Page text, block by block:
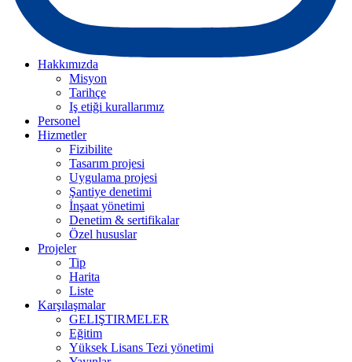
Hakkımızda
Misyon
Tarihçe
Iş etiği kurallarımız
Personel
Hizmetler
Fizibilite
Tasarım projesi
Uygulama projesi
Şantiye denetimi
İnşaat yönetimi
Denetim & sertifikalar
Özel hususlar
Projeler
Tip
Harita
Liste
Karşılaşmalar
GELIŞTIRMELER
Eğitim
Yüksek Lisans Tezi yönetimi